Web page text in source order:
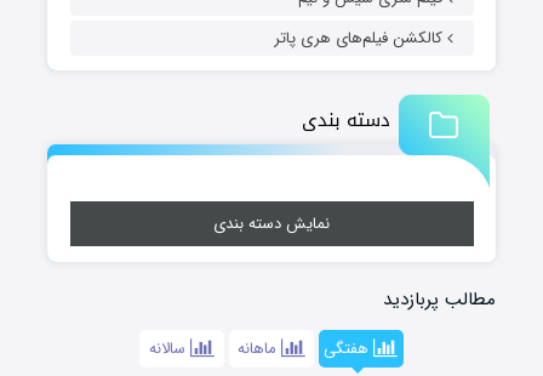
کالکشن فیلم‌های هری پاتر
دسته بندی
نمایش دسته بندی
مطالب پربازدید
هفتگی ماهانه سالانه